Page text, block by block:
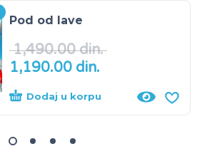
Pod od lave
1,490.00din.
1,190.00 din.
Dodaj u korpu